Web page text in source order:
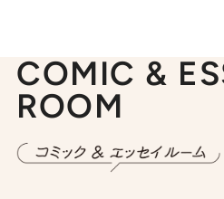
COMIC &
ROOM